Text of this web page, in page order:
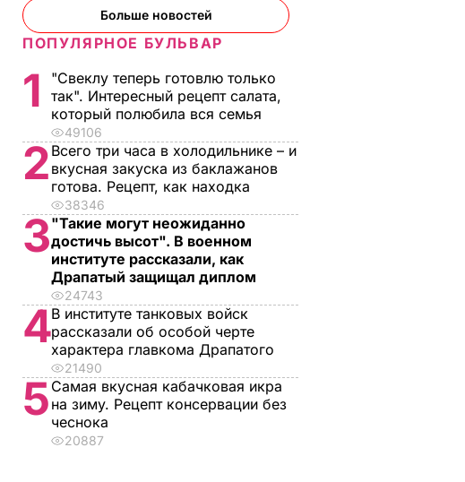
Больше новостей
ПОПУЛЯРНОЕ БУЛЬВАР
1
"Свеклу теперь готовлю только
так". Интересный рецепт салата,
который полюбила вся семья
49106
2 Всего три часа в холодильнике – и
вкусная закуска из баклажанов
готова. Рецепт, как находка
38346
3"Такие могут неожиданно
достичь высот". В военном
институте рассказали, как
Драпатый защищал диплом
24743
4В институте танковых войск
рассказали об особой черте
характера главкома Драпатого
21490
5 Самая вкусная кабачковая икра
на зиму. Рецепт консервации без
чеснока
20887